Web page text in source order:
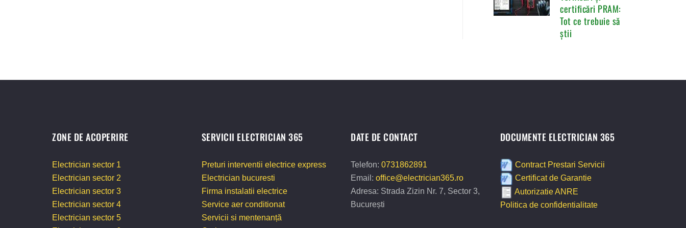
certificări PRAM:
Tot ce trebuie să
știi
ZONE DE ACOPERIRE
Electrician sector 1
Electrician sector 2
Electrician sector 3
Electrician sector 4
Electrician sector 5
SERVICII ELECTRICIAN 365
Preturi interventii electrice express
Electrician bucuresti
Firma instalatii electrice
Service aer conditionat
Servicii si mentenanță
DATE DE CONTACT
Telefon: 0731862891
Email: office@electrician365.ro
Adresa: Strada Zizin Nr. 7, Sector 3,
București
DOCUMENTE ELECTRICIAN 365
Contract Prestari Servicii
Certificat de Garantie
Autorizatie ANRE
Politica de confidentialitate